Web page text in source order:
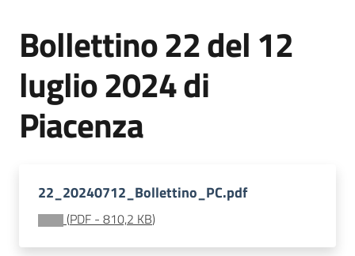
Difesa
sostenibile
Vivaismo
Import-
Export
Bollettino 22 del 12
luglio 2024 di
Piacenza
22_20240712_Bollettino_PC.pdf
(PDF - 810,2 KB)